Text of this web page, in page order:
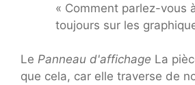
« Comment parlez-vous
toujours sur les
Le Panneau d'affichage La
que cela, car elle traverse de